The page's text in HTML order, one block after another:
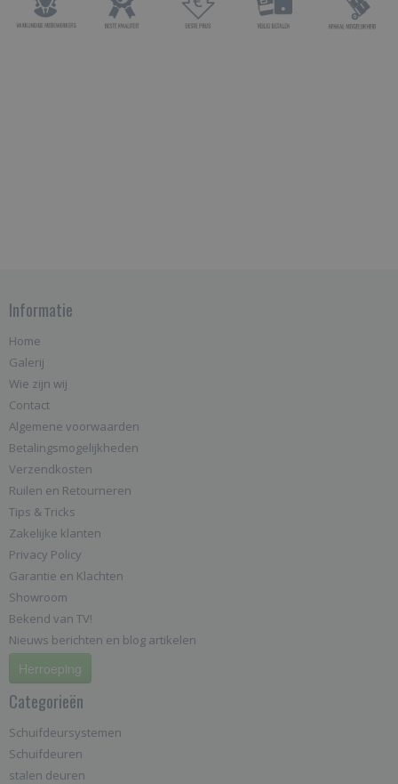
Informatie
Home
Galerij
Wie zijn wij
Contact
Algemene voorwaarden
Betalingsmogelijkheden
Verzendkosten
Ruilen en Retourneren
Tips & Tricks
Zakelijke klanten
Privacy Policy
Garantie en Klachten
Showroom
Bekend van TV!
Nieuws berichten en blog artikelen
Herroeping
Categorieën
Schuifdeursystemen
Schuifdeuren
stalen deuren